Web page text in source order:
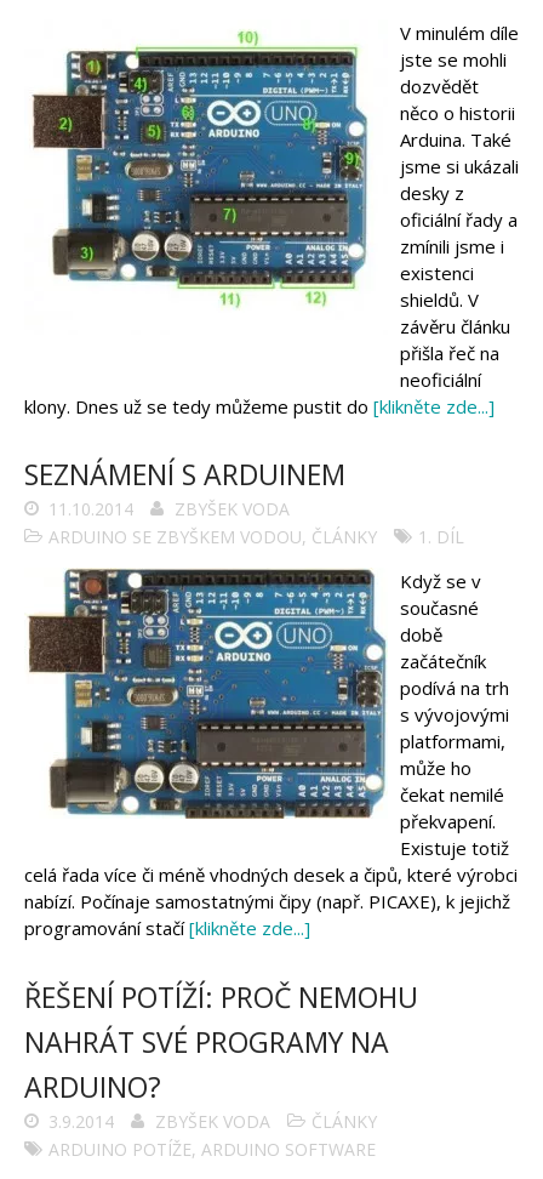
V minulém díle
jste se mohli
dozvědět
něco o historii
Arduina. Také
jsme si ukázali
desky z
oficiální řady a
zmínili jsme i
existenci
shieldů. V
závěru článku
přišla řeč na
neoficiální
klony. Dnes už se tedy můžeme pustit do [klikněte zde...]
SEZNÁMENÍ S ARDUINEM
11.10.2014
ZBYŠEK VODA
ARDUINO SE ZBYŠKEM VODOU, ČLÁNKY 1. DÍL
Když se v
současné
době
začátečník
podívá na trh
s vývojovými
platformami,
může ho
čekat nemilé
překvapení.
Existuje totiž
celá řada více či méně vhodných desek a čipů, které výrobci
nabízí. Počínaje samostatnými čipy (např. PICAXE), k jejichž
programování stačí[klikněte zde...]
ŘEŠENÍ POTÍŽÍ: PROČ NEMOHU
NAHRÁT SVÉ PROGRAMY NA
ARDUINO?
3.9.2014 ZBYŠEK VODA
ČLÁNKY
ARDUINO POTÍŽE, ARDUINO SOFTWARE